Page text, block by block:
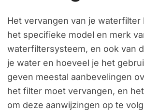
Het vervangen van je waterfilter
het specifieke model en merk
waterfiltersysteem, en ook van
je water en hoeveel je het
geven meestal aanbevelingen
het filter moet vervangen, en
om deze aanwijzingen op te